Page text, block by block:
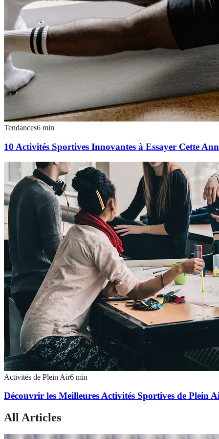
Tendances6 min
10 Activités Sportives Innovantes à Essayer Cette
Activités de Plein Air6 min
Découvrir les Meilleures Activités Sportives de Plein
All Articles